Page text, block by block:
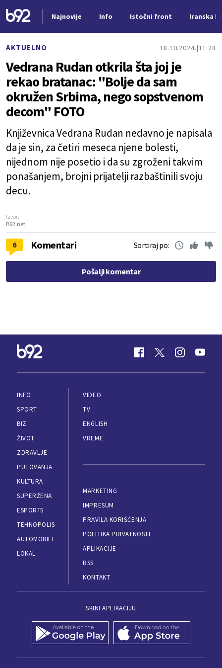
Najnovije Info Istočni front Iranska
AKTUELNO 18.10.2024. 11:28
Vedrana Rudan otkrila šta joj je
rekao bratanac: "Bolje da sam
okružen Srbima, nego sopstvenom
decom" FOTO
Književnica Vedrana Rudan nedavno je napisala
da je sin, za četiri meseca njene bolesti,
nijednom nije posetio i da su zgroženi takvim
ponašanjem, brojni prijatelji razbaštinili svoju
decu.
Izvor:
B92.net
6 Komentari Sortiraj po:
Pošalji komentar
INFO
SPORT
BIZ
ŽIVOT
ZDRAVLJE
PUTOVANJA
KULTURA
SUPERŽENA
ESPORTS
TEHNOPOLIS
AUTOMOBILI
LOKAL
VIDEO
TV
ENGLISH
VREME
MARKETING
IMPRESUM
PRAVILA KORIŠĆENJA
POLITIKA PRIVATNOSTI
APLIKACIJE
RSS
KONTAKT
SKINI APLIKACIJU